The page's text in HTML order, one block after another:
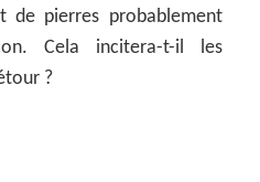
de pierres probablement
Cela incitera-t-il les
?